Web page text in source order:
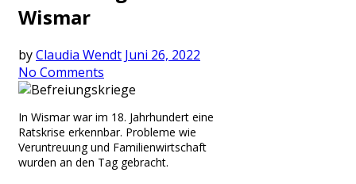
Wismar
byClaudia Wendt Juni 26, 2022
No Comments
In Wismar war im 18. Jahrhundert eine
Ratskrise erkennbar. Probleme wie
Veruntreuung und Familienwirtschaft
wurden an den Tag gebracht.